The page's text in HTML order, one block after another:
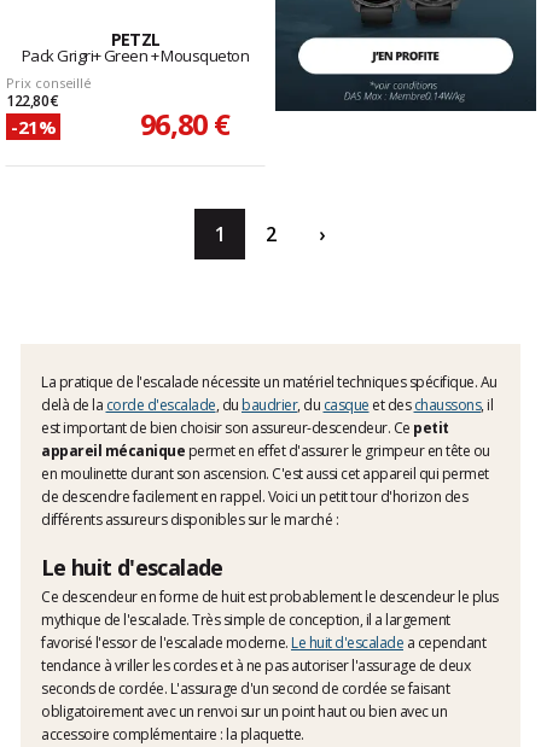
PETZL
Pack Grigri+ Green + Mousqueton
Prix conseillé
122,80 €
-21% 96,80 €
1 2 ›
La pratique de l'escalade nécessite un matériel techniques spécifique. Au
delà de la corde d'escalade, du baudrier, du casque et deschaussons, il
est important de bien choisir son assureur-descendeur. Ce petit
appareil mécanique permet en effet d'assurer le grimpeur en tête ou
en moulinette durant son ascension. C'est aussi cet appareil qui permet
de descendre facilement en rappel. Voici un petit tour d'horizon des
différents assureurs disponibles sur le marché :
Le huit d'escalade
Ce descendeur en forme de huit est probablement le descendeur le plus
mythique de l'escalade. Très simple de conception, il a largement
favorisé l'essor de l'escalade moderne. Le huit d'escalade a cependant
tendance à vriller les cordes et à ne pas autoriser l'assurage de deux
seconds de cordée. L'assurage d'un second de cordée se faisant
obligatoirement avec un renvoi sur un point haut ou bien avec un
accessoire complémentaire : la plaquette.